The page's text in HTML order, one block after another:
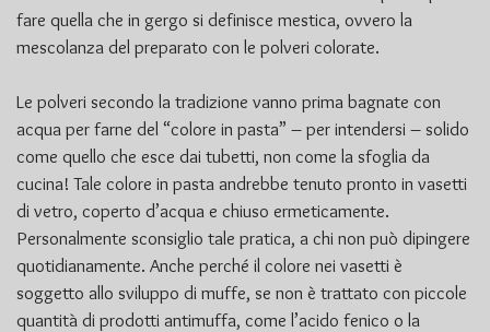
fare quella che in gergo si definisce mestica, ovvero la
mescolanza del preparato con le polveri colorate.
Le polveri secondo la tradizione vanno prima bagnate con
acqua per farne del “colore in pasta” – per intendersi – solido
come quello che esce dai tubetti, non come la sfoglia da
cucina! Tale colore in pasta andrebbe tenuto pronto in vasetti
di vetro, coperto d’acqua e chiuso ermeticamente.
Personalmente sconsiglio tale pratica, a chi non può dipingere
quotidianamente. Anche perché il colore nei vasetti è
soggetto allo sviluppo di muffe, se non è trattato con piccole
quantità di prodotti antimuffa, come l’acido fenico o la